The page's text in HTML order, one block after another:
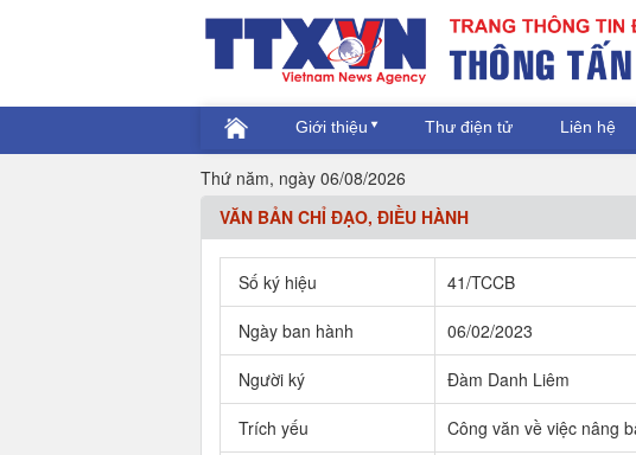
Giới thiệu Thư điện tử Liên hệ
Thứ năm, ngày 06/08/2026
VĂN BẢN CHỈ ĐẠO, ĐIỀU HÀNH
Số ký hiệu 41/TCCB
Ngày ban hành 06/02/2023
Người ký Đàm Danh Liêm
Trích yếu Công văn về việc nâng